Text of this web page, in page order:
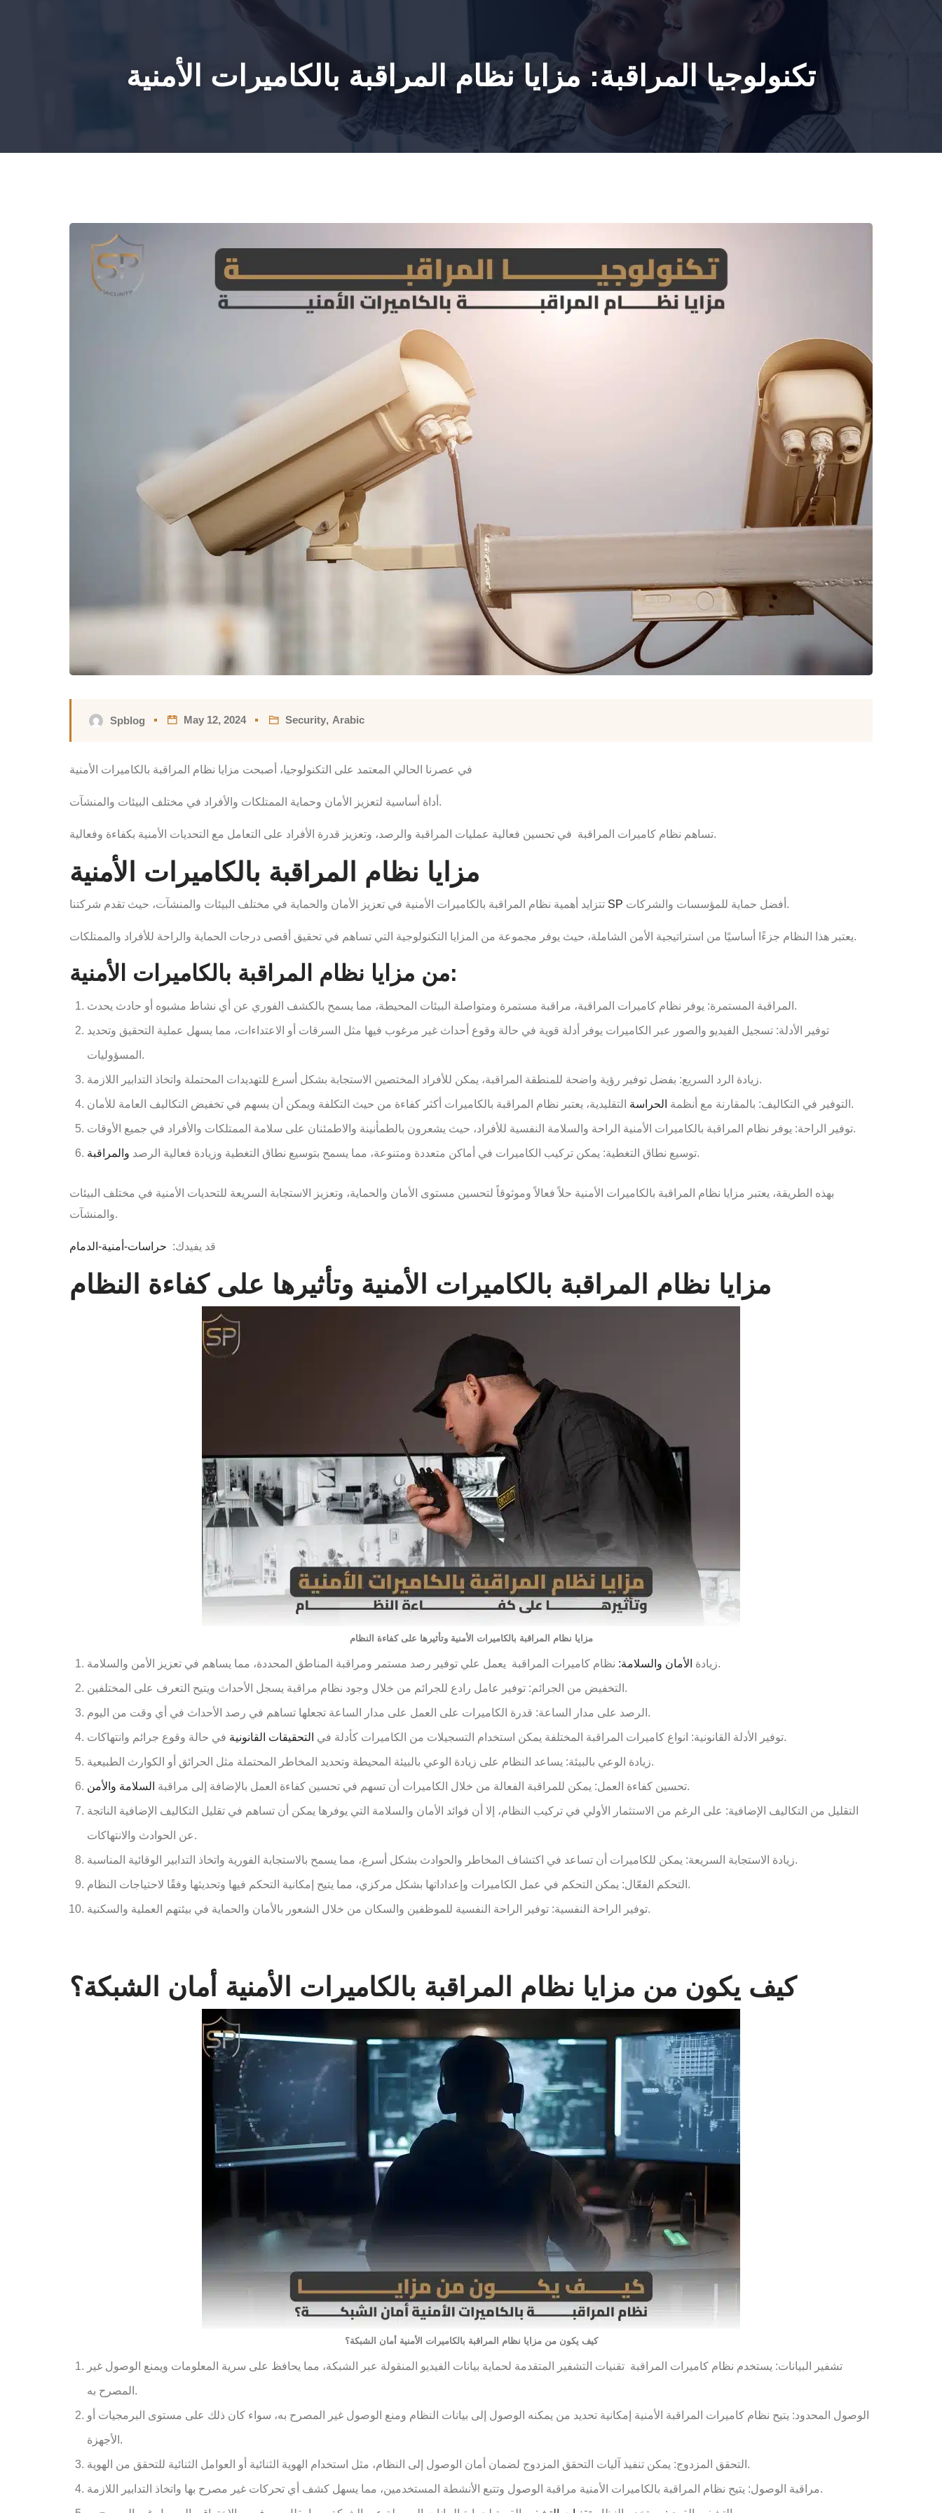
HOME ABOUT US CONTACT US
تكنولوجيا المراقبة: مزايا نظام المراقبة بالكاميرات الأمنية
Spblog May 12, 2024 Security, Arabic
في عصرنا الحالي المعتمد على التكنولوجيا، أصبحت مزايا نظام المراقبة بالكاميرات الأمنية
أداة أساسية لتعزيز الأمان وحماية الممتلكات والأفراد في مختلف البيئات والمنشآت.
تساهم نظام كاميرات المراقبة في تحسين فعالية عمليات المراقبة والرصد، وتعزيز قدرة الأفراد على التعامل مع التحديات الأمنية بكفاءة وفعالية.
مزايا نظام المراقبة بالكاميرات الأمنية
SP أفضل حماية للمؤسسات والشركات.
يعتبر هذا النظام جزءًا أساسيًا من استراتيجية الأمن الشاملة، حيث يوفر مجموعة من المزايا التكنولوجية التي تساهم في تحقيق أقصى درجات الحماية والراحة للأفراد والممتلكات.
من مزايا نظام المراقبة بالكاميرات الأمنية:
المراقبة المستمرة: يوفر نظام كاميرات المراقبة، مراقبة مستمرة ومتواصلة البيئات المحيطة، مما يسمح بالكشف الفوري عن أي نشاط مشبوه أو حادث يحدث.
توفير الأدلة: تسجيل الفيديو والصور عبر الكاميرات يوفر أدلة قوية في حالة وقوع أحداث غير مرغوب فيها مثل السرقات أو الاعتداءات، مما يسهل عملية التحقيق وتحديد
المسؤوليات.
زيادة الرد السريع: بفضل توفير رؤية واضحة للمنطقة المراقبة، يمكن للأفراد المختصين الاستجابة بشكل أسرع للتهديدات المحتملة واتخاذ التدابير اللازمة.
التوفير في التكاليف: بالمقارنة مع أنظمة الحراسة التقليدية، يعتبر نظام المراقبة بالكاميرات أكثر كفاءة من حيث التكلفة ويمكن أن يسهم في تخفيض التكاليف العامة للأمان.
توفير الراحة: يوفر نظام المراقبة بالكاميرات الأمنية الراحة والسلامة النفسية للأفراد، حيث يشعرون بالطمأنينة والاطمئنان على سلامة الممتلكات والأفراد في جميع الأوقات.
توسيع نطاق التغطية: يمكن تركيب الكاميرات في أماكن متعددة ومتنوعة، مما يسمح بتوسيع نطاق التغطية وزيادة فعالية الرصد والمراقبة .
بهذه الطريقة، يعتبر مزايا نظام المراقبة بالكاميرات الأمنية حلاً فعالاً وموثوقاً لتحسين مستوى الأمان والحماية، وتعزيز الاستجابة السريعة للتحديات الأمنية في مختلف البيئات
والمنشآت.
قد يفيدك: حراسات-أمنية-الدمام
مزايا نظام المراقبة بالكاميرات الأمنية وتأثيرها على كفاءة النظام
مزايا نظام المراقبة بالكاميرات الأمنية وتأثيرها على كفاءة النظام
زيادة الأمان والسلامة: نظام كاميرات المراقبة يعمل علي توفير رصد مستمر ومراقبة المناطق المحددة، مما يساهم في تعزيز الأمن والسلامة.
التخفيض من الجرائم: توفير عامل رادع للجرائم من خلال وجود نظام مراقبة يسجل الأحداث ويتيح التعرف على المختلفين.
الرصد على مدار الساعة: قدرة الكاميرات على العمل على مدار الساعة تجعلها تساهم في رصد الأحداث في أي وقت من اليوم.
توفير الأدلة القانونية: انواع كاميرات المراقبة المختلفة يمكن استخدام التسجيلات من الكاميرات كأدلة في التحقيقات القانونية في حالة وقوع جرائم وانتهاكات.
زيادة الوعي بالبيئة: يساعد النظام على زيادة الوعي بالبيئة المحيطة وتحديد المخاطر المحتملة مثل الحرائق أو الكوارث الطبيعية.
تحسين كفاءة العمل: يمكن للمراقبة الفعالة من خلال الكاميرات أن تسهم في تحسين كفاءة العمل بالإضافة إلى مراقبة السلامة والأمن .
التقليل من التكاليف الإضافية: على الرغم من الاستثمار الأولي في تركيب النظام، إلا أن فوائد الأمان والسلامة التي يوفرها يمكن أن تساهم في تقليل التكاليف الإضافية الناتجة
عن الحوادث والانتهاكات.
زيادة الاستجابة السريعة: يمكن للكاميرات أن تساعد في اكتشاف المخاطر والحوادث بشكل أسرع، مما يسمح بالاستجابة الفورية واتخاذ التدابير الوقائية المناسبة.
التحكم الفعّال: يمكن التحكم في عمل الكاميرات وإعداداتها بشكل مركزي، مما يتيح إمكانية التحكم فيها وتحديثها وفقًا لاحتياجات النظام.
توفير الراحة النفسية: توفير الراحة النفسية للموظفين والسكان من خلال الشعور بالأمان والحماية في بيئتهم العملية والسكنية.
كيف يكون من مزايا نظام المراقبة بالكاميرات الأمنية أمان الشبكة؟
كيف يكون من مزايا نظام المراقبة بالكاميرات الأمنية أمان الشبكة؟
تشفير البيانات: يستخدم نظام كاميرات المراقبة تقنيات التشفير المتقدمة لحماية بيانات الفيديو المنقولة عبر الشبكة، مما يحافظ على سرية المعلومات ويمنع الوصول غير
المصرح به.
الوصول المحدود: يتيح نظام كاميرات المراقبة الأمنية إمكانية تحديد من يمكنه الوصول إلى بيانات النظام ومنع الوصول غير المصرح به، سواء كان ذلك على مستوى البرمجيات أو
الأجهزة.
التحقق المزدوج: يمكن تنفيذ آليات التحقق المزدوج لضمان أمان الوصول إلى النظام، مثل استخدام الهوية الثنائية أو العوامل الثنائية للتحقق من الهوية.
مراقبة الوصول: يتيح نظام المراقبة بالكاميرات الأمنية مراقبة الوصول وتتبع الأنشطة المستخدمين، مما يسهل كشف أي تحركات غير مصرح بها واتخاذ التدابير اللازمة.